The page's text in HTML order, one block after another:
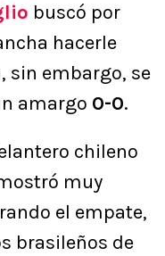
buscó por
hacerle
sin embargo, se
amargo 0-0.
chileno
muy
el empate,
brasileños de